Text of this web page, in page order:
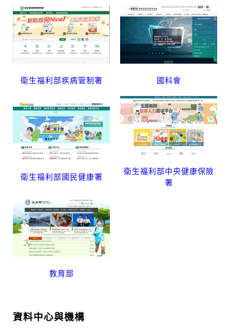
衛生福利部疾病管制署 國科會
衛生福利部國民健康署
衛生福利部中央健康保險
署
教育部
資料中心與機構